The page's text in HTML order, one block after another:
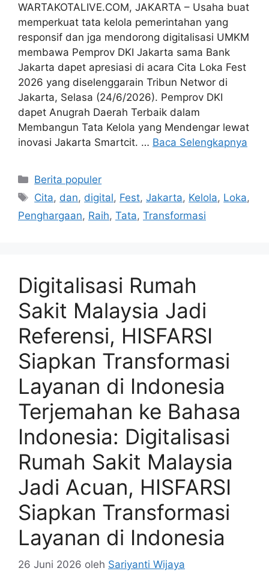
WARTAKOTALIVE.COM, JAKARTA – Usaha buat
memperkuat tata kelola pemerintahan yang
responsif dan jga mendorong digitalisasi UMKM
membawa Pemprov DKI Jakarta sama Bank
Jakarta dapet apresiasi di acara Cita Loka Fest
2026 yang diselenggarain Tribun Networ di
Jakarta, Selasa (24/6/2026). Pemprov DKI
dapet Anugrah Daerah Terbaik dalam
Membangun Tata Kelola yang Mendengar lewat
inovasi Jakarta Smartcit. … Baca Selengkapnya
Kategori
Berita populer
Tag
Cita, dan, digital, Fest,Jakarta, Kelola, Loka,
Penghargaan, Raih, Tata, Transformasi
Digitalisasi Rumah
Sakit Malaysia Jadi
Referensi, HISFARSI
Siapkan Transformasi
Layanan di Indonesia
Terjemahan ke Bahasa
Indonesia: Digitalisasi
Rumah Sakit Malaysia
Jadi Acuan, HISFARSI
Siapkan Transformasi
Layanan di Indonesia
26 Juni 2026 oleh Sariyanti Wijaya